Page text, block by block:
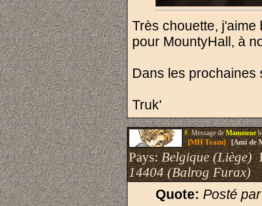
Très chouette,
pour MountyHall, à
Dans les prochaines
Truk'
#.Message deMamoune
[MH Team][Ami de
Pays:Belgique (Liège)
14404 (Balrog Furax)
Quote: Posté